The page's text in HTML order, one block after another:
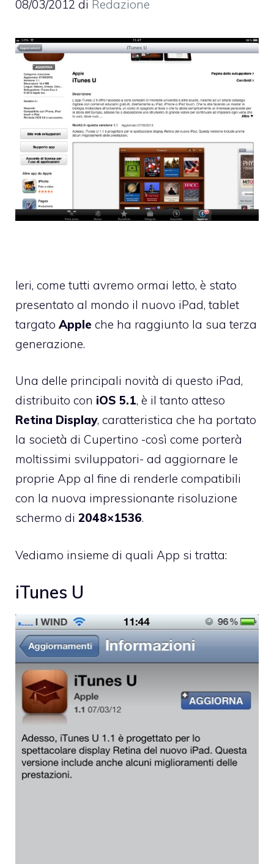
08/03/2012 di Redazione
Ieri, come tutti avremo ormai letto, è stato
presentato al mondo il nuovo iPad, tablet
targato Apple che ha raggiunto la sua terza
generazione.
Una delle principali novità di questo iPad,
distribuito con iOS 5.1, è il tanto atteso
Retina Display, caratteristica che ha portato
la società di Cupertino -così come porterà
moltissimi sviluppatori- ad aggiornare le
proprie App al fine di renderle compatibili
con la nuova impressionante risoluzione
schermo di 2048×1536.
Vediamo insieme di quali App si tratta:
iTunes U